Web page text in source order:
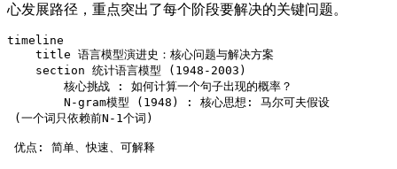
心发展路径，重点突出了每个阶段要解决的关键问题。
timeline
    title 语言模型演进史：核心问题与解决方案
    section 统计语言模型 (1948-2003)
        核心挑战 : 如何计算一个句子出现的概率？
        N-gram模型 (1948) : 核心思想: 马尔可夫假设
(一个词只依赖前N-1个词)
优点: 简单、快速、可解释